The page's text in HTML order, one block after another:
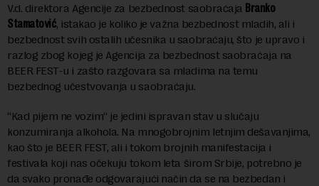
V.d. direktora Agencije za bezbednost saobraćaja Branko
Stamatović, istakao je koliko je važna bezbednost mladih, ali i
bezbednost svih ostalih učesnika u saobraćaju, što je upravo i
razlog zbog kojeg je Agencija za bezbednost saobraćaja na
BEER FEST-u i zašto razgovara sa mladima na temu
bezbednog učestvovanja u saobraćaju.
“Kad pijem ne vozim“ je jedini ispravan stav u slučaju
konzumiranja alkohola. Na mnogobrojnim letnjim dešavanjima,
kao što je BEER FEST, ali i tokom brojnih manifestacija i
festivala koji nas očekuju tokom leta širom Srbije, potrebno je
da svako pronađe odgovarajući način da se na bezbedan i